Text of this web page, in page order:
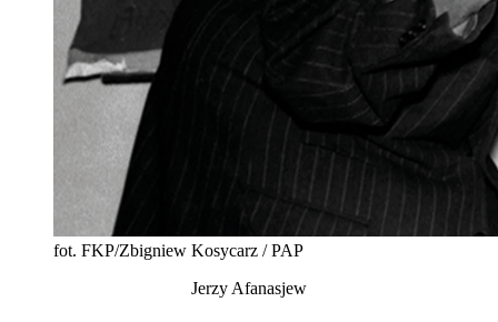
fot. FKP/Zbigniew Kosycarz / PAP
Jerzy Afanasjew